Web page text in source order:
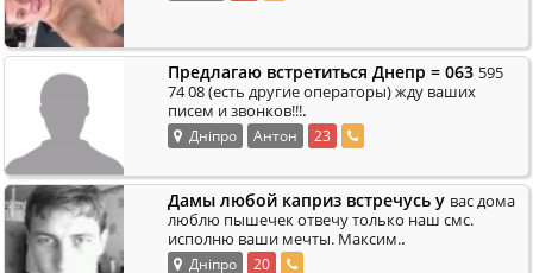
Предлагаю встретиться Днепр = 063 595
74 08 (есть другие операторы) жду ваших
писем и звонков!!!.
Дніпро Антон 23
Дамы любой каприз встречусь у вас дома
люблю пышечек отвечу только наш смс.
исполню ваши мечты. Максим..
Дніпро 20